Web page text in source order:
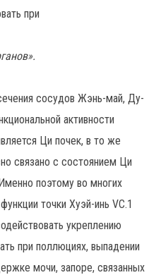
при
сосудов Жэнь-май, Ду-
активности
Ци почек, в то же
связано с состоянием Ци
поэтому во многих
точки Хуэй-инь VC.1
укреплению
при поллюциях, выпадении
мочи, запоре, связанных